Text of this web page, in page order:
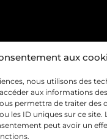
aux
nous utilisons des
aux informations
permettra de traiter des
les ID uniques sur ce site.
peut avoir un
legales
de confidentialité